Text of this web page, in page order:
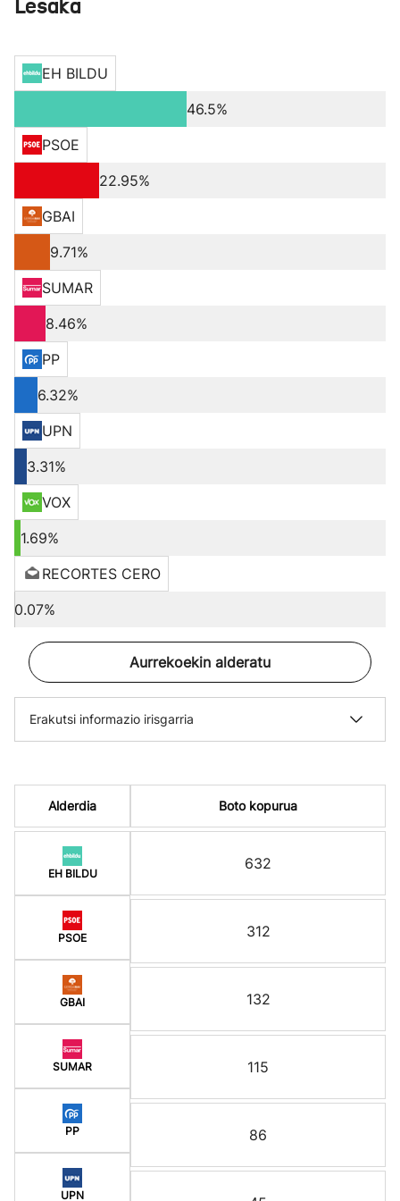
Lesaka
EH BILDU
46.5%
PSOE
22.95%
GBAI
9.71%
SUMAR
8.46%
PP
6.32%
UPN
3.31%
VOX
1.69%
RECORTES CERO
0.07%
Aurrekoekin alderatu
Erakutsi informazio irisgarria
Alderdia
EH BILDU
PSOE
GBAI
SUMAR
PP
UPN
Boto kopurua
632
312
132
115
86